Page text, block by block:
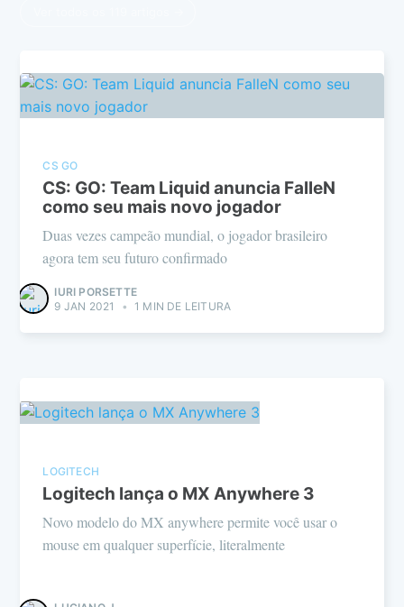
CS GO
CS: GO: Team Liquid anuncia FalleN
como seu mais novo jogador
Duas vezes campeão mundial, o jogador brasileiro
agora tem seu futuro confirmado
IURI PORSETTE
9 JAN 2021
• 1 MIN DE LEITURA
LOGITECH
Logitech lança o MX Anywhere 3
Novo modelo do MX anywhere permite você usar o
mouse em qualquer superfície, literalmente